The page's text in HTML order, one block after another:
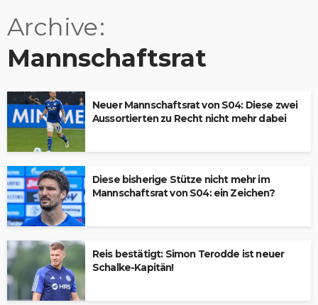
Archive
Mannschaftsrat
Neuer Mannschaftsrat von S04: Diese zwei
Aussortierten zu Recht nicht mehr dabei
Diese bisherige Stütze nicht mehr im
Mannschaftsrat von S04: ein Zeichen?
Reis bestätigt: Simon Terodde ist neuer
Schalke-Kapitän!